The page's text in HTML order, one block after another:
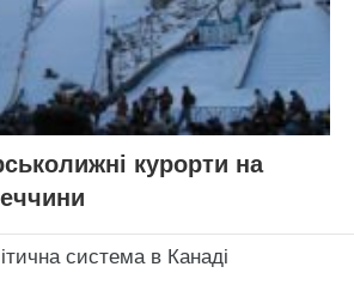
курорти на
система в Канаді